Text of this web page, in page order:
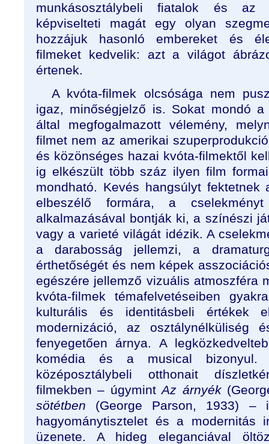
munkásosztálybeli fiatalok és az
képviselteti magát egy olyan
hozzájuk hasonló embereket és
filmeket kedvelik: azt a világot
értenek.
A kvóta-filmek olcsósága nem
igaz, minőségjelző is. Sokat mondó
által megfogalmazott vélemény,
filmet nem az amerikai
és közönséges hazai kvóta-filmektől
ig elkészült több száz ilyen film
mondható. Kevés hangsúlyt fektetnek
elbeszélő formára, a
alkalmazásával bontják ki, a színészi
vagy a varieté világát idézik. A
a darabosság jellemzi, a
érthetőségét és nem képek
egészére jellemző vizuális atmoszféra
kvóta-filmek témafelvetéseiben
kulturális és identitásbeli értékek
modernizáció, az osztálynélküliség
fenyegetően árnya. A
komédia és a musical
középosztálybeli otthonait
filmekben – úgymintAz árnyék
sötétben (George Parson, 1933) –
hagyománytisztelet és a modernitás
üzenete. A hideg eleganciával